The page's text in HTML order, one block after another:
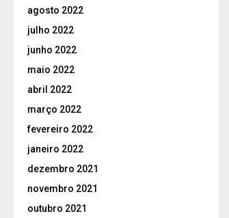
agosto 2022
julho 2022
junho 2022
maio 2022
abril 2022
março 2022
fevereiro 2022
janeiro 2022
dezembro 2021
novembro 2021
outubro 2021